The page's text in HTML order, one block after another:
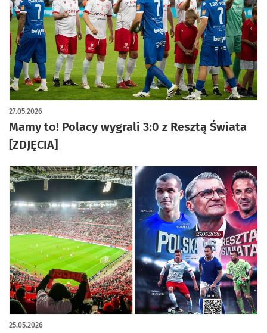
Mamy to! Polacy wygrali 3:0 z Resztą Świata
[ZDJĘCIA]
27.05.2026
artykuł z galerią zdjęć
25.05.2026